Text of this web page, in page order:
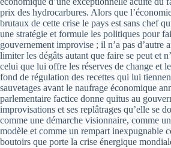
prix des hydrocarbures. Alors que
brutaux de cette crise le pays est sans chef
une stratégie et formule les politiques pour
gouvernement improvise ; il n’a pas d’autre
limiter les dégâts autant que faire se peut et
celui que lui offre les réserves de change et
fond de régulation des recettes qui lui
sauvetages avant le naufrage économique
parlementaire factice donne quitus au
improvisations et ses replâtrages qu’elle se
comme une démarche visionnaire, comme
modèle et comme un rempart inexpugnable
boutoirs que porte la crise énergique